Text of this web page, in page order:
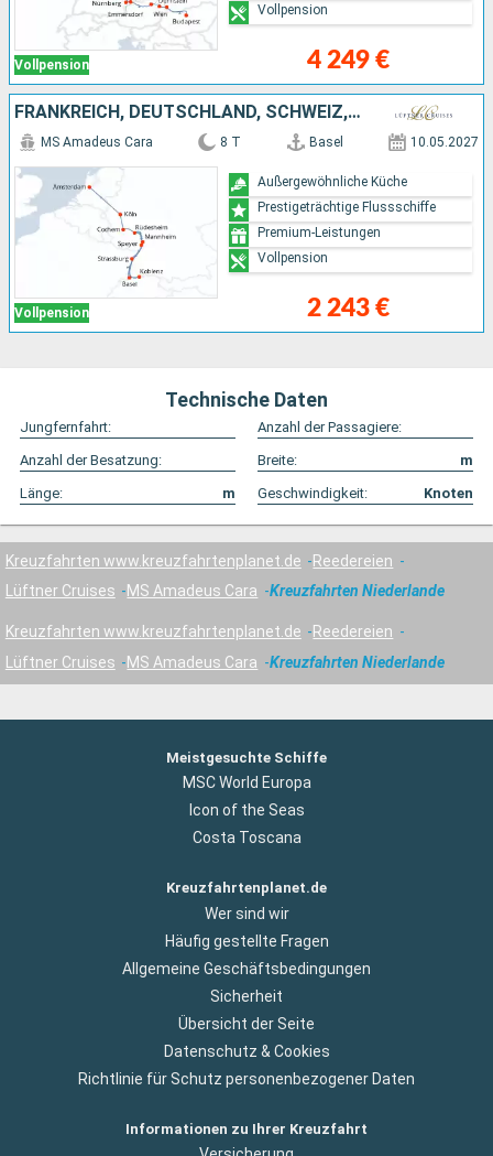
Vollpension 4 249 €
Vollpension
FRANKREICH, DEUTSCHLAND, SCHWEIZ, NIEDERLANDE
Vollpension
MS Amadeus Cara 8 T Basel 10.05.2027
2 243 €
Außergewöhnliche Küche
Prestigeträchtige Flussschiffe
Premium-Leistungen
Vollpension
Technische Daten
Jungfernfahrt:
Anzahl der Passagiere:
Anzahl der Besatzung:
Breite:
m
Länge:
m Geschwindigkeit: Knoten
Kreuzfahrten www.kreuzfahrtenplanet.de
Reedereien
Lüftner Cruises
MS Amadeus Cara Kreuzfahrten Niederlande
Kreuzfahrten www.kreuzfahrtenplanet.de
Reedereien
Lüftner Cruises
MS Amadeus Cara Kreuzfahrten Niederlande
Meistgesuchte Schiffe
MSC World Europa
Icon of the Seas
Costa Toscana
Kreuzfahrtenplanet.de
Wer sind wir
Häufig gestellte Fragen
Allgemeine Geschäftsbedingungen
Sicherheit
Übersicht der Seite
Datenschutz & Cookies
Richtlinie für Schutz personenbezogener Daten
Informationen zu Ihrer Kreuzfahrt